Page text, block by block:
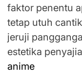
faktor penentu
tetap utuh
jeruji
estetika
anime